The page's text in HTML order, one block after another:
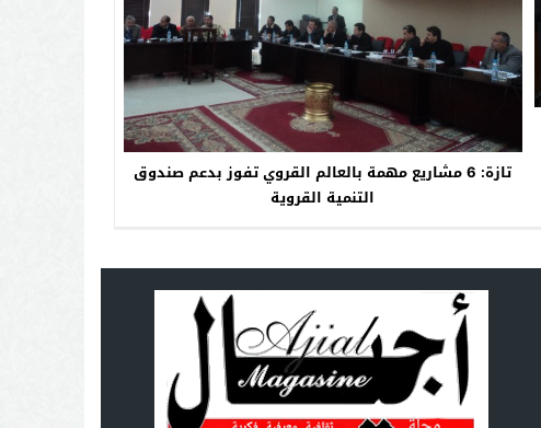
تازة: 6 مشاريع مهمة بالعالم القروي تفوز بدعم صندوق
التنمية القروية